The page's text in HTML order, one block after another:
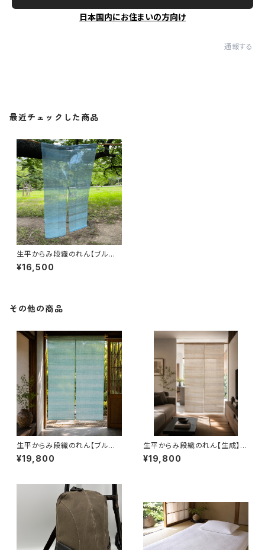
日本国内にお住まいの方向け
通報する
最近チェックした商品
生平からみ段織のれん【ブルー】
120丈
¥16,500
その他の商品
生平からみ段織のれん【ブルー】
150丈
¥19,800
生平からみ段織のれん【生成】15
0丈
¥19,800